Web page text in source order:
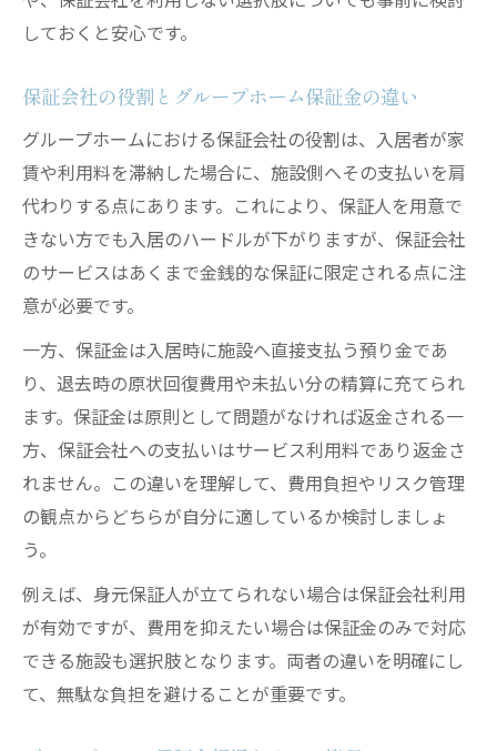
しておくと安心です。
保証会社の役割とグループホーム保証金の違い
グループホームにおける保証会社の役割は、入居者が家
賃や利用料を滞納した場合に、施設側へその支払いを肩
代わりする点にあります。これにより、保証人を用意で
きない方でも入居のハードルが下がりますが、保証会社
のサービスはあくまで金銭的な保証に限定される点に注
意が必要です。
一方、保証金は入居時に施設へ直接支払う預り金であ
り、退去時の原状回復費用や未払い分の精算に充てられ
ます。保証金は原則として問題がなければ返金される一
方、保証会社への支払いはサービス利用料であり返金さ
れません。この違いを理解して、費用負担やリスク管理
の観点からどちらが自分に適しているか検討しましょ
う。
例えば、身元保証人が立てられない場合は保証会社利用
が有効ですが、費用を抑えたい場合は保証金のみで対応
できる施設も選択肢となります。両者の違いを明確にし
て、無駄な負担を避けることが重要です。